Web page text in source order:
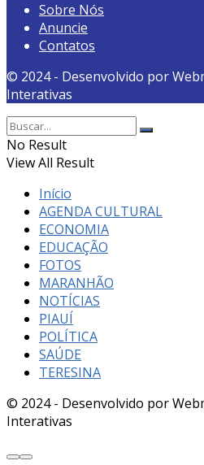
Sobre Nós
Anuncie
Contatos
© 2024 - Desenvolvido por
Interativas
No Result
View All Result
Início
AGENDA CULTURAL
ECONOMIA
EDUCAÇÃO
FOTOS
MARANHÃO
NOTÍCIAS
PIAUÍ
POLÍTICA
SAÚDE
TERESINA
© 2024 - Desenvolvido por
Interativas